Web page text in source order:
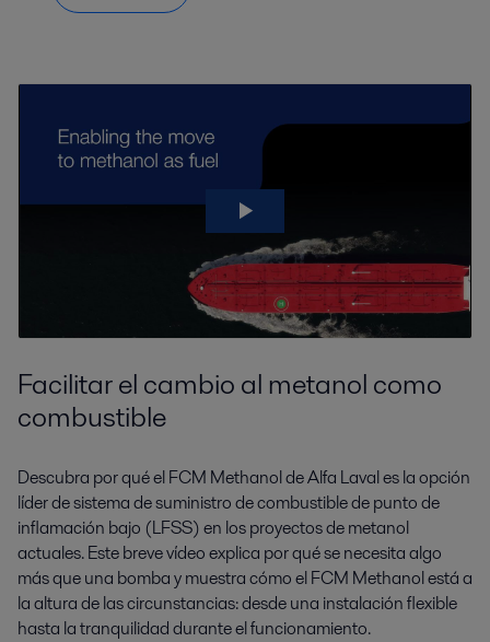
Facilitar el cambio al metanol como
combustible
Descubra por qué el FCM Methanol de Alfa Laval es la opción
líder de sistema de suministro de combustible de punto de
inflamación bajo (LFSS) en los proyectos de metanol
actuales. Este breve vídeo explica por qué se necesita algo
más que una bomba y muestra cómo el FCM Methanol está a
la altura de las circunstancias: desde una instalación flexible
hasta la tranquilidad durante el funcionamiento.